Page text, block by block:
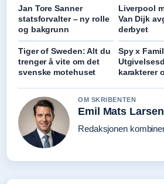
Jan Tore Sanner
statsforvalter – ny rolle
og bakgrunn
Liverpool
Van Dijk
derbyet
Tiger of Sweden: Alt du
trenger å vite om det
svenske motehuset
Spy x
karakterer
OM SKRIBENTEN
Emil Mats
Redaksjonen